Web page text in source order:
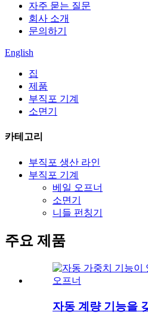
자주 묻는 질문
회사 소개
문의하기
English
집
제품
부직포 기계
소면기
카테고리
부직포 생산 라인
부직포 기계
베일 오프너
소면기
니들 펀칭기
주요 제품
자동 계량 기능을